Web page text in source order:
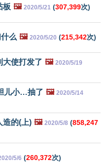
板 🖼️ 2020/5/21 (307,399次)
么 🖼️ 2020/5/20 (215,342次)
大使打发了 🖼️ 2020/5/19
儿小…抽了 🖼️ 2020/5/14
造的(上) 🖼️ 2020/5/8 (858,247
5/6 (260,372次)